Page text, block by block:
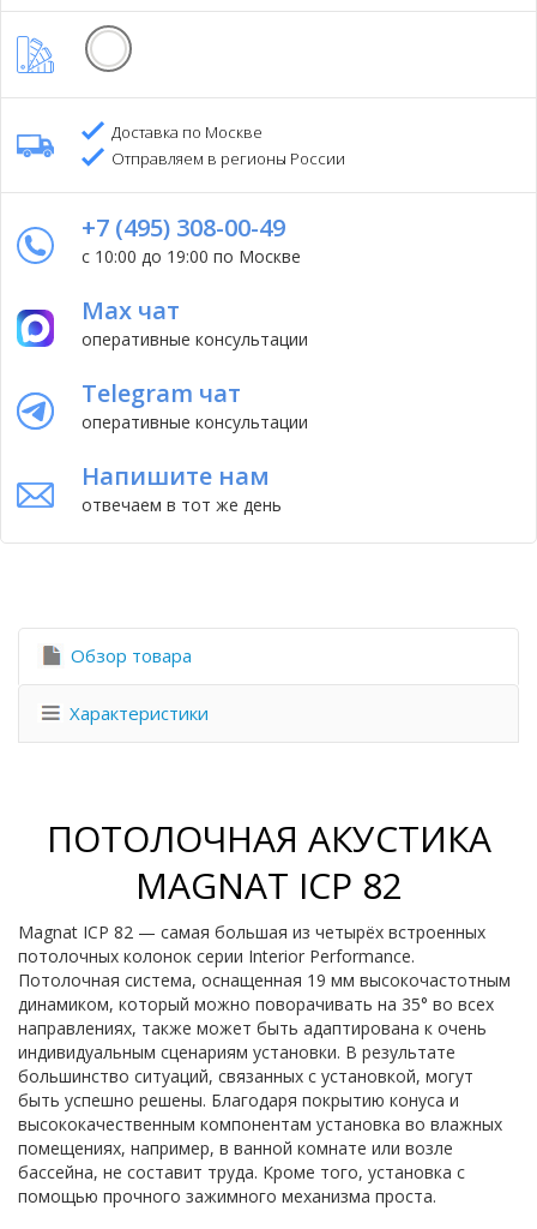
Доставка по Москве
Отправляем в регионы России
+7 (495) 308-00-49
с 10:00 до 19:00 по Москве
Max чат
оперативные консультации
Telegram чат
оперативные консультации
Напишите нам
отвечаем в тот же день
Обзор товара
Характеристики
ПОТОЛОЧНАЯ АКУСТИКА
MAGNAT ICP 82
Magnat ICP 82 — самая большая из четырёх встроенных
потолочных колонок серии Interior Performance.
Потолочная система, оснащенная 19 мм высокочастотным
динамиком, который можно поворачивать на 35° во всех
направлениях, также может быть адаптирована к очень
индивидуальным сценариям установки. В результате
большинство ситуаций, связанных с установкой, могут
быть успешно решены. Благодаря покрытию конуса и
высококачественным компонентам установка во влажных
помещениях, например, в ванной комнате или возле
бассейна, не составит труда. Кроме того, установка с
помощью прочного зажимного механизма проста.